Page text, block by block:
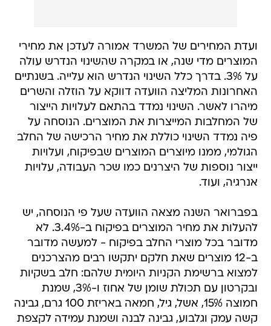
ועדת המחירים של המשרד אמורה לעדכן את מחירי
המוצרים מדי שנה, או במקרה שהשינוי הנדרש עולה
על 3%. בדרך כלל השינוי הנדרש הוא עלייה. בשנתיים
האחרונות המליצה הוועדה דווקא על הוזלה והשרים
מיהרו לאשר. השינוי נמדד בהתאם לעלויות הייצור
של המחלבות המייצרות את המוצרים. הנוסחה על
פיה נמדד השינוי כוללת את מחיר הרכישה של החלב
הגולמי, ממנו מיוצרים המוצרים שבפיקוח, ועלויות
ייצור נוספות של היצרנים כמו שכר העבודה, עלויות
אנרגיה, ועוד.
בפברואר השנה מצאה הוועדה שעל פי הנוסחה, יש
להעלות את מחיר המוצרים בפיקוח ב-3.4%. לא
מדובר בכל מוצרי החלב בפיקוח - למעשה מדובר
ב-12 מוצרים שאת חלקם יתקשו רבים מהצרכנים
למצוא ברשימת הקניות היומית שלהם: חלב בשקיות
ובקרטון עם תכולת שומן של אחוז ו-3%, שמנת
חמוצה 15%, אשל, גיל, חמאה באריזת 100 גרם, גבינה
קשה עמק וגלבוע, גבינה לבנה ושמנת עמידה לקצפת